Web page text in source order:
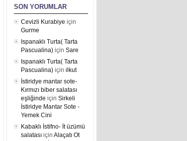
SON YORUMLAR
Cevizli Kurabiye için
Gurme
Ispanaklı Turta( Tarta
Pascualina) için Sare
Ispanaklı Turta( Tarta
Pascualina) için ilkut
İstiridye mantar sote-
Kırmızı biber salatası
eşliğinde için Sirkeli
İstiridye Mantar Sote -
Yemek Cini
Kabaklı İstifno- İt üzümü
salatası için Alaçatı Ot